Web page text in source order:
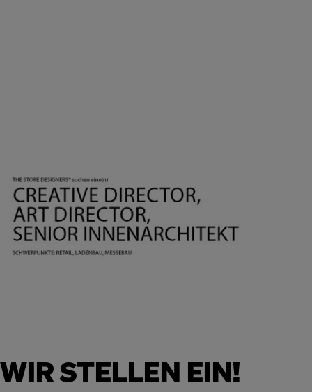
WIR STELLEN EIN!